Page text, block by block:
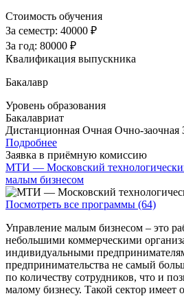
Стоимость обучения
За семестр: 40000 ₽
За год: 80000 ₽
Квалификация выпускника
Бакалавр
Уровень образования
Бакалавриат
Дистанционная Очная Очно-заочная
Подробнее
Заявка в приёмную комиссию
МТИ — Московский
малым бизнесом
Посмотреть все программы (64)
Управление малым бизнесом – это
небольшими коммерческими
индивидуальными
предпринимательства не самый
по количеству сотрудников, что и
малому бизнесу. Такой сектор имеет